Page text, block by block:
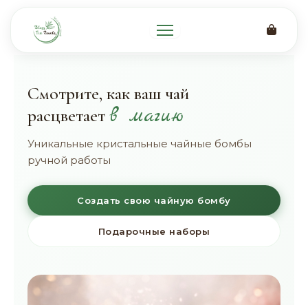
содержимому
Смотрите, как ваш чай
расцветаетв магию
Уникальные кристальные чайные бомбы
ручной работы
Создать свою чайную бомбу
Подарочные наборы